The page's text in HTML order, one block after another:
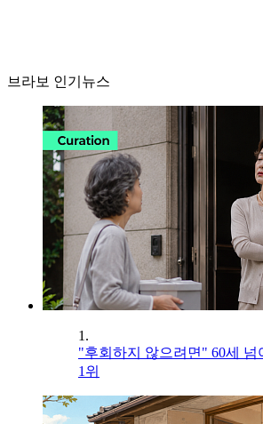
브라보 인기뉴스
1.
"후회하지 않으려면" 60세 넘
1위